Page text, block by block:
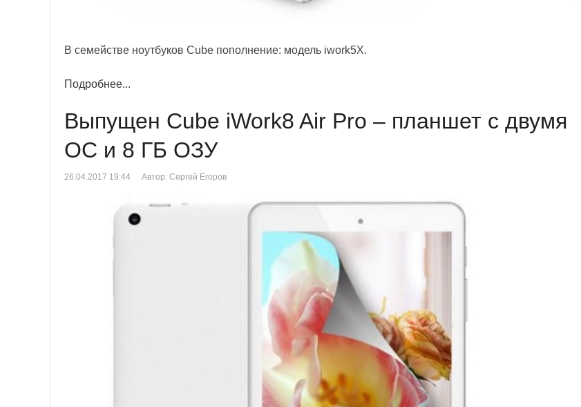
В семействе ноутбуков Cube пополнение: модель iwork5X.
Подробнее...
Выпущен Cube iWork8 Air Pro – планшет с двумя
ОС и 8 ГБ ОЗУ
26.04.2017 19:44 Автор: Сергей Егоров